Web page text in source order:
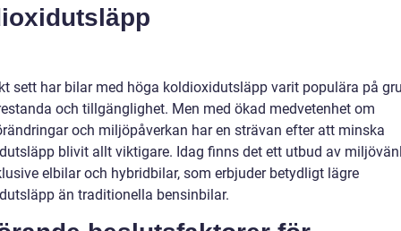
sett har bilar med höga koldioxidutsläpp varit populära på
och tillgänglighet. Men med ökad medvetenhet om
och miljöpåverkan har en strävan efter att minska
blivit allt viktigare. Idag finns det ett utbud av
elbilar och hybridbilar, som erbjuder betydligt lägre
än traditionella bensinbilar.